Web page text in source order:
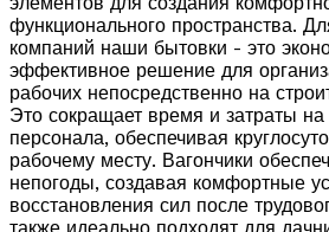
функционального пространства.
компаний наши бытовки - это
эффективное решение для
рабочих непосредственно на
Это сокращает время и затраты на
персонала, обеспечивая
рабочему месту. Вагончики
непогоды, создавая комфортные
восстановления сил после
также идеально подходят для